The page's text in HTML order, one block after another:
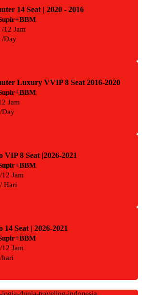
14 Seat | 2020 - 2016
12 Jam
/Day
Luxury VVIP 8 Seat 2016-2020
Jam
Day
VIP 8 Seat |2026-2021
Jam
Hari
14 Seat | 2026-2021
Jam
hari